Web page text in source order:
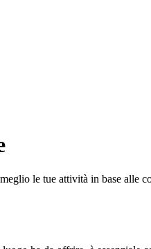
le tue attività in base alle